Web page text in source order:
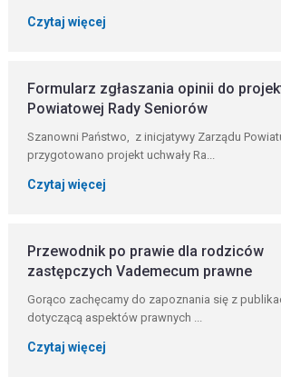
Czytaj więcej
Formularz zgłaszania opinii do
Powiatowej Rady Seniorów
Szanowni Państwo, z inicjatywy Zarządu
przygotowano projekt uchwały Ra...
Czytaj więcej
Przewodnik po prawie dla rodziców
zastępczych Vademecum prawne
Gorąco zachęcamy do zapoznania się z
dotyczącą aspektów prawnych ...
Czytaj więcej